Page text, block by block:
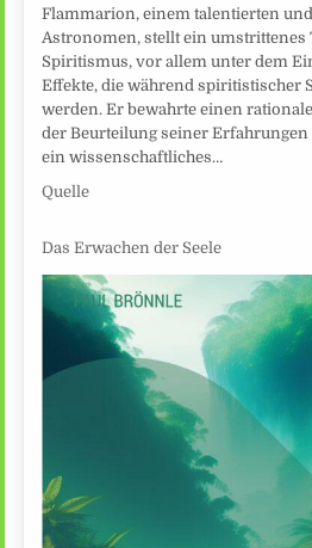
Flammarion, einem talentierten
Astronomen, stellt ein umstrittenes
Spiritismus, vor allem unter dem
Effekte, die während spiritistischer
werden. Er bewahrte einen
der Beurteilung seiner Erfahrungen
ein wissenschaftliches…
Quelle
Das Erwachen der Seele